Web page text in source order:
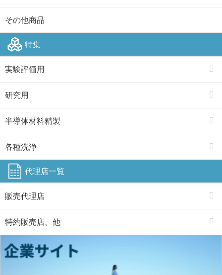
その他商品
特集
実験評価用
研究用
半導体材料精製
各種洗浄
代理店一覧
販売代理店
特約販売店、他